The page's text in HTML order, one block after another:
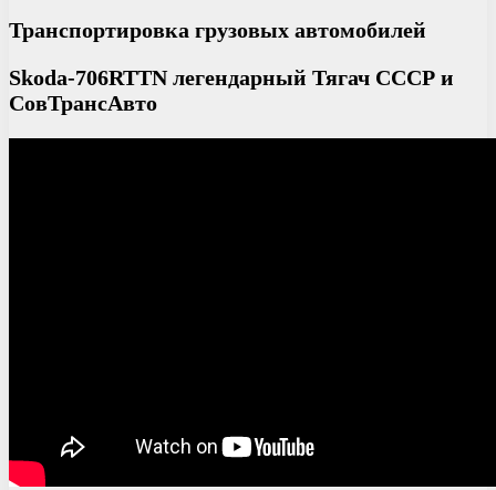
Транспортировка грузовых автомобилей
Skoda-706RTTN легендарный Тягач СССР и
СовТрансАвто